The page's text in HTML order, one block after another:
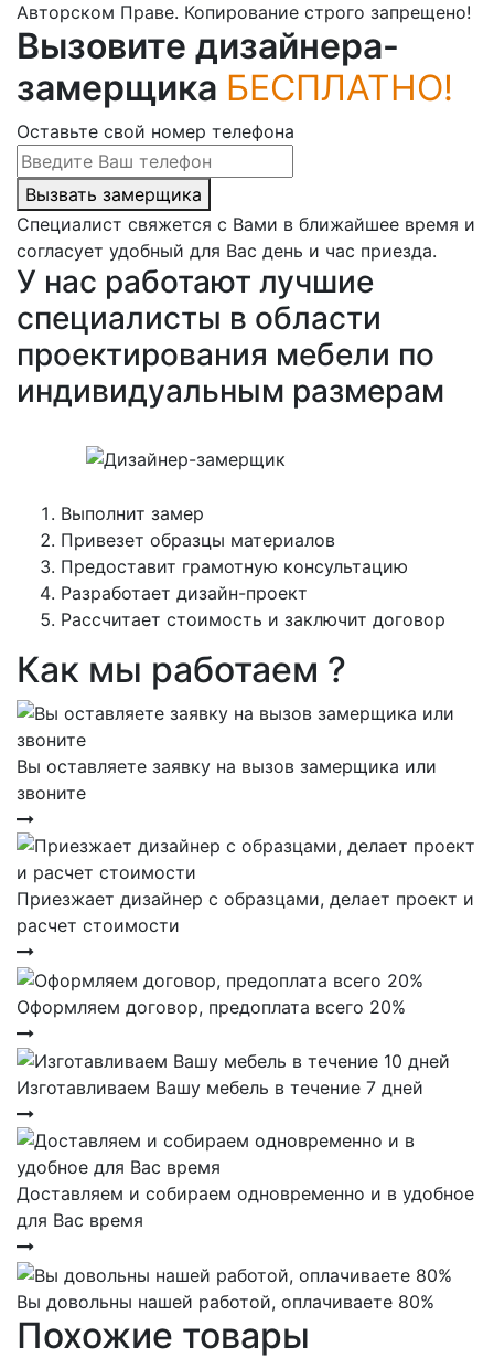
Авторском Праве. Копирование строго запрещено!
Вызовите дизайнера-
замерщика БЕСПЛАТНО!
Оставьте свой номер телефона
Вызвать замерщика
Специалист свяжется с Вами в ближайшее время и
согласует удобный для Вас день и час приезда.
У нас работают лучшие
специалисты в области
проектирования мебели по
индивидуальным размерам
Выполнит замер
Привезет образцы материалов
Предоставит грамотную консультацию
Разработает дизайн-проект
Рассчитает стоимость и заключит договор
Как мы работаем ?
Вы оставляете заявку на вызов замерщика или
звоните
Приезжает дизайнер с образцами, делает проект и
расчет стоимости
Оформляем договор, предоплата всего 20%
Изготавливаем Вашу мебель в течение 7 дней
Доставляем и собираем одновременно и в удобное
для Вас время
Вы довольны нашей работой, оплачиваете 80%
Похожие товары